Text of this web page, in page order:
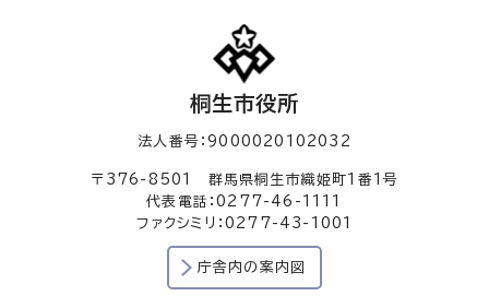
桐生市役所
法人番号：9000020102032
〒376-8501 群馬県桐生市織姫町1番1号
代表電話：0277-46-1111
ファクシミリ：0277-43-1001
庁舎内の案内図